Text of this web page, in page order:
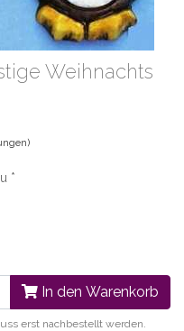
Weihnachts
*
In den Warenkorb
erst nachbestellt werden.